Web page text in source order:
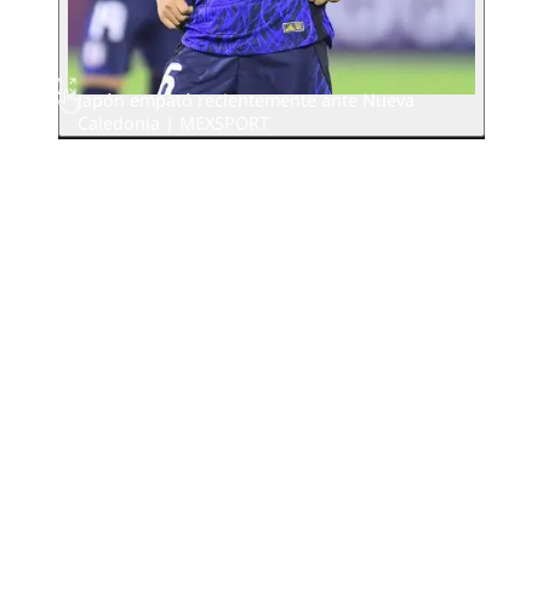
Japón empató recientemente ante Nueva